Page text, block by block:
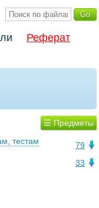
Реферат
☰ Предметы
79
тестам
33